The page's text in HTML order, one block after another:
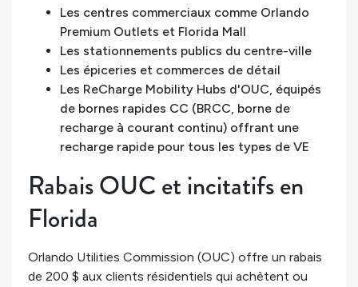
Les centres commerciaux comme Orlando
Premium Outlets et Florida Mall
Les stationnements publics du centre-ville
Les épiceries et commerces de détail
Les ReCharge Mobility Hubs d'OUC, équipés
de bornes rapides CC (BRCC, borne de
recharge à courant continu) offrant une
recharge rapide pour tous les types de VE
Rabais OUC et incitatifs en
Florida
Orlando Utilities Commission (OUC) offre un rabais
de 200 $ aux clients résidentiels qui achètent ou